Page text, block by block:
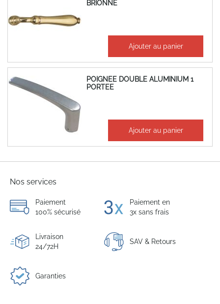
BRIONNE
Ajouter au panier
POIGNEE DOUBLE ALUMINIUM 1
PORTEE
Ajouter au panier
Nos services
Paiement
100% sécurisé
Paiement en
3x sans frais
Livraison
24/72H
SAV & Retours
Garanties